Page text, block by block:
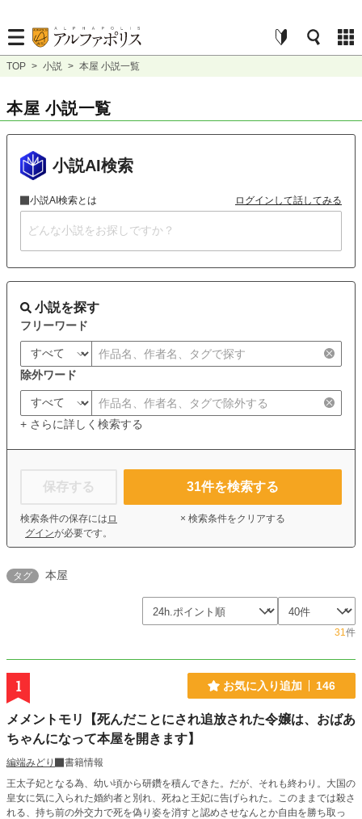
TOP > 小説 > 本屋 小説一覧
本屋 小説一覧
小説AI検索
小説AI検索とは ログインして話してみる
小説を探す
フリーワード
除外ワード
+ さらに詳しく検索する
保存する
検索条件の保存には ロ
グインが必要です。
31件を検索する
× 検索条件をクリアする
タグ 本屋
31件
1 お気に入り追加 146
メメントモリ【死んだことにされ追放された令嬢は、おばあ
ちゃんになって本屋を開きます】
編端みどり
書籍情報
王太子妃となる為、幼い頃から研鑽を積んできた。だが、それも終わり。大国の
皇女に気に入られた婚約者と別れ、死ねと王妃に告げられた。このままでは殺さ
れる、持ち前の外交力で死を偽り姿を消すと認めさせなんとか自由を勝ち取っ